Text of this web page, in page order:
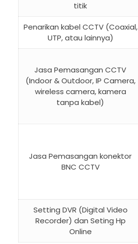
titik
Penarikan kabel CCTV (Coaxial,
UTP, atau lainnya)
Jasa Pemasangan CCTV
(Indoor & Outdoor, IP Camera,
wireless camera, kamera
tanpa kabel)
Jasa Pemasangan konektor
BNC CCTV
Setting DVR (Digital Video
Recorder) dan Seting Hp
Online